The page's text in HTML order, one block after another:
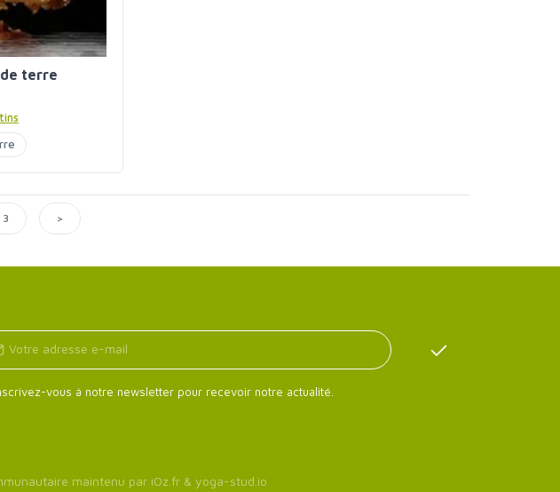
terre
3 >
vous à notre newsletter pour recevoir notre actualité.
maintenu par iOz.fr & yoga-stud.io